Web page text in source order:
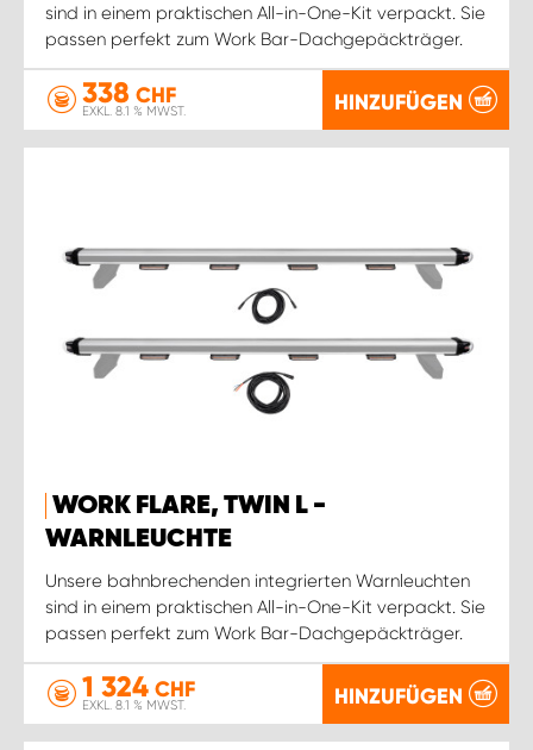
sind in einem praktischen All-in-One-Kit verpackt. Sie
passen perfekt zum Work Bar-Dachgepäckträger.
338 CHF
EXKL. 8.1 % MWST. HINZUFÜGEN
WORK FLARE, TWIN L -
WARNLEUCHTE
Unsere bahnbrechenden integrierten Warnleuchten
sind in einem praktischen All-in-One-Kit verpackt. Sie
passen perfekt zum Work Bar-Dachgepäckträger.
1 324 CHF
EXKL. 8.1 % MWST. HINZUFÜGEN